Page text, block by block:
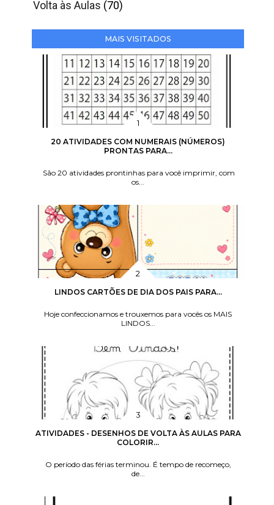
Volta às Aulas (70)
MAIS VISITADOS
20 ATIVIDADES COM NUMERAIS (NÚMEROS)
PRONTAS PARA...
São 20 atividades prontinhas para você imprimir, com
os...
LINDOS CARTÕES DE DIA DOS PAIS PARA...
Hoje confeccionamos e trouxemos para vocês os MAIS
LINDOS...
ATIVIDADES - DESENHOS DE VOLTA ÀS AULAS PARA
COLORIR...
O período das férias terminou. É tempo de recomeço,
de...